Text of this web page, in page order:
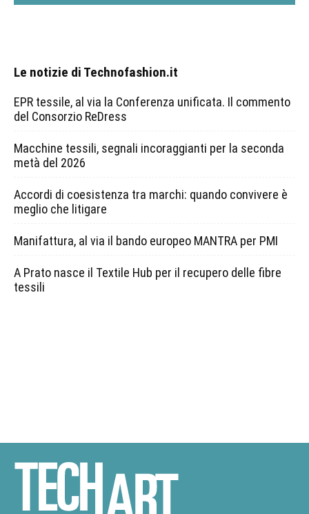
Le notizie di Technofashion.it
EPR tessile, al via la Conferenza unificata. Il commento
del Consorzio ReDress
Macchine tessili, segnali incoraggianti per la seconda
metà del 2026
Accordi di coesistenza tra marchi: quando convivere è
meglio che litigare
Manifattura, al via il bando europeo MANTRA per PMI
A Prato nasce il Textile Hub per il recupero delle fibre
tessili